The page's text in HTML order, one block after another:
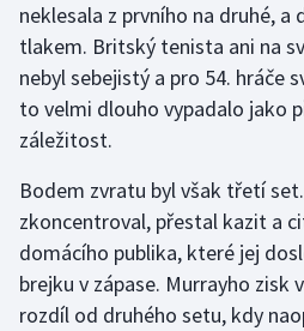
neklesala z prvního na druhé, a
tlakem. Britský tenista ani na
nebyl sebejistý a pro 54. hráče
to velmi dlouho vypadalo jako
záležitost.
Bodem zvratu byl však třetí
zkoncentroval, přestal kazit a
domácího publika, které jej
brejku v zápase. Murrayho zisk
rozdíl od druhého setu, kdy